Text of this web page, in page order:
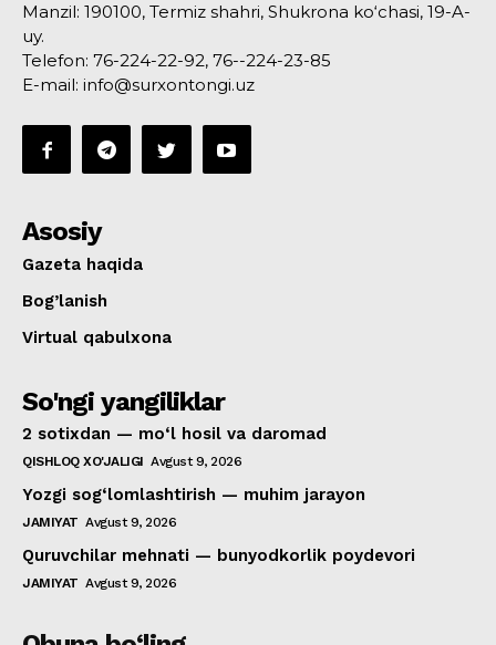
Manzil: 190100, Termiz shahri, Shukrona ko‘chasi, 19-A-
uy.
Telefon: 76-224-22-92, 76--224-23-85
E-mail: info@surxontongi.uz
Asosiy
Gazeta haqida
Bog’lanish
Virtual qabulxona
So'ngi yangiliklar
2 sotixdan — mo‘l hosil va daromad
QISHLOQ XO'JALIGI Avgust 9, 2026
Yozgi sog‘lomlashtirish — muhim jarayon
JAMIYAT Avgust 9, 2026
Quruvchilar mehnati — bunyodkorlik poydevori
JAMIYAT Avgust 9, 2026